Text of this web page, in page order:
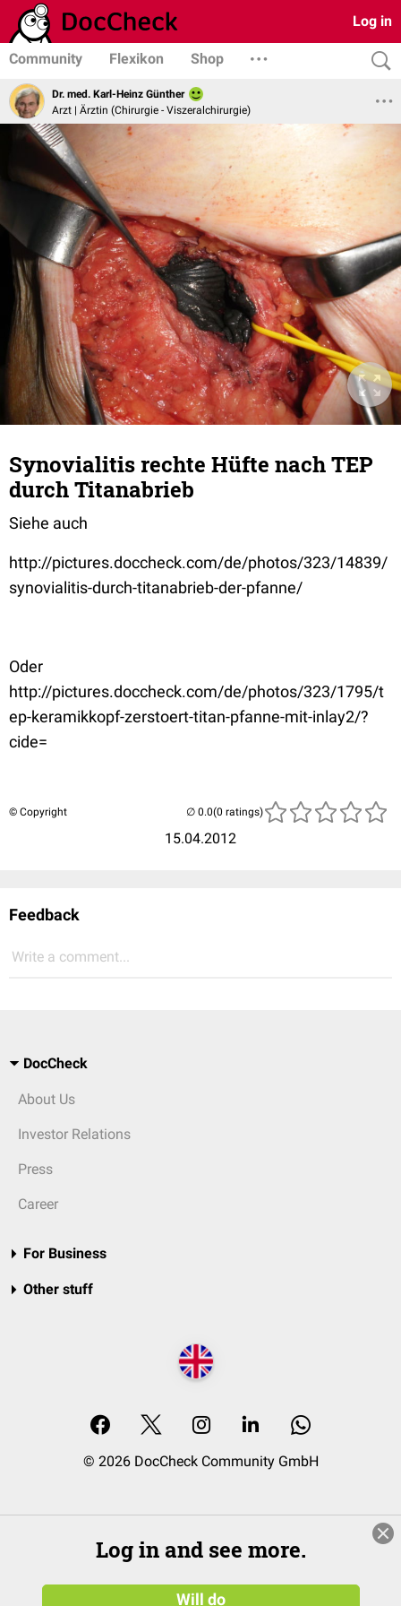
Log in
Community Flexikon Shop
Dr. med. Karl-Heinz Günther
Arzt | Ärztin (Chirurgie - Viszeralchirurgie)
Synovialitis rechte Hüfte nach TEP
durch Titanabrieb
Siehe auch
http://pictures.doccheck.com/de/photos/323/14839/
synovialitis-durch-titanabrieb-der-pfanne/
Oder
http://pictures.doccheck.com/de/photos/323/1795/t
ep-keramikkopf-zerstoert-titan-pfanne-mit-inlay2/?
cide=
© Copyright
15.04.2012
(0 ratings)
Feedback
Write a comment...
DocCheck
About Us
Investor Relations
Press
Career
For Business
Other stuff
© 2026 DocCheck Community GmbH
Log in and see more.
Will do